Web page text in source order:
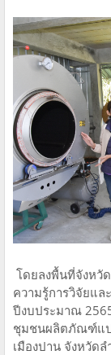
โดยลงพื้นที่จังหวั
ความรู้การวิจัยแล
ปีงบประมาณ
ชุมชนผลิตภัณฑ์แป
เมืองปาน จังหวัดล